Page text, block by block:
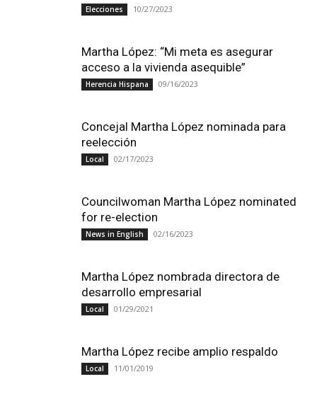
Elecciones 10/27/2023
Martha López: “Mi meta es asegurar
acceso a la vivienda asequible”
Herencia Hispana 09/16/2023
Concejal Martha López nominada para
reelección
Local 02/17/2023
Councilwoman Martha López nominated
for re-election
News in English 02/16/2023
Martha López nombrada directora de
desarrollo empresarial
Local 01/29/2021
Martha López recibe amplio respaldo
Local 11/01/2019